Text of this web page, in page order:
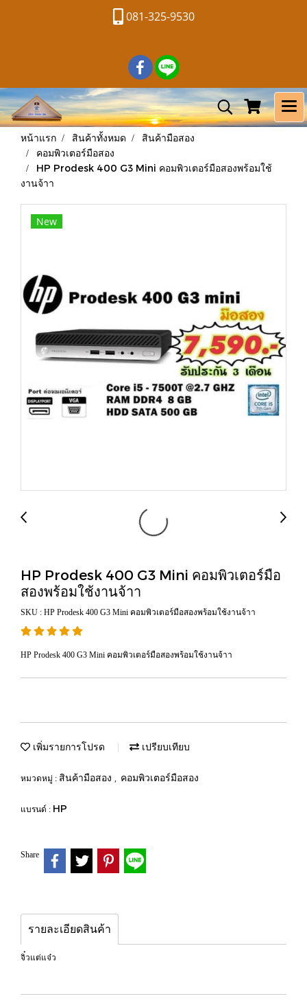
081-325-9530
หน้าแรก สินค้าทั้งหมด
สินค้ามือสอง
คอมพิวเตอร์มือสอง
HP Prodesk 400 G3 Mini คอมพิวเตอร์มือสองพร้อมใช้
งานจ้าา
New
HP Prodesk 400 G3 Mini คอมพิวเตอร์มือ
สองพร้อมใช้งานจ้าา
SKU : HP Prodesk 400 G3 Mini คอมพิวเตอร์มือสองพร้อมใช้งานจ้าา
HP Prodesk 400 G3 Mini คอมพิวเตอร์มือสองพร้อมใช้งานจ้าา
เพิ่มรายการโปรด เปรียบเทียบ
หมวดหมู่ : สินค้ามือสอง , คอมพิวเตอร์มือสอง
แบรนด์ : HP
Share
รายละเอียดสินค้า
จิ๋วแต่แจ๋ว